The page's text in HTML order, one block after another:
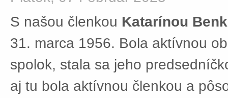
S našou členkou Katarínou
31. marca 1956. Bola aktívnou
spolok, stala sa jeho
aj tu bola aktívnou členkou a